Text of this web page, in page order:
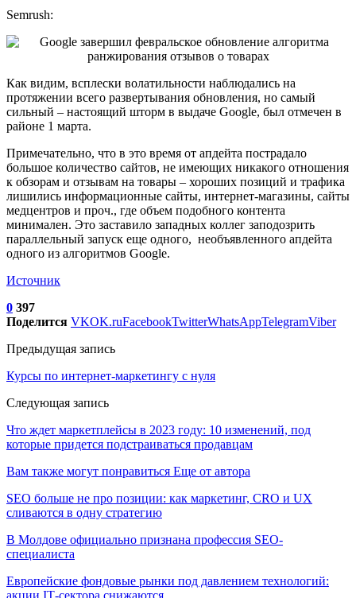
Semrush:
Как видим, всплески волатильности наблюдались на
протяжении всего развертывания обновления, но самый
сильный – настоящий шторм в выдаче Google, был отмечен в
районе 1 марта.
Примечательно, что в это время от апдейта пострадало
большое количество сайтов, не имеющих никакого отношения
к обзорам и отзывам на товары – хороших позиций и трафика
лишились информационные сайты, интернет-магазины, сайты
медцентров и проч., где объем подобного контента
минимален. Это заставило западных коллег заподозрить
параллельный запуск еще одного, необъявленного апдейта
одного из алгоритмов Google.
Источник
0 397
Поделится VKOK.ruFacebookTwitterWhatsAppTelegramViber
Предыдущая запись
Курсы по интернет-маркетингу с нуля
Следующая запись
Что ждет маркетплейсы в 2023 году: 10 изменений, под
которые придется подстраиваться продавцам
Вам также могут понравиться Еще от автора
SEO больше не про позиции: как маркетинг, CRO и UX
сливаются в одну стратегию
В Молдове официально признана профессия SEO-
специалиста
Европейские фондовые рынки под давлением технологий:
акции IT‑сектора снижаются